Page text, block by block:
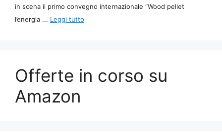
in scena il primo convegno internazionale “Wood pellet
l’energia ... Leggi tutto
Offerte in corso su
Amazon